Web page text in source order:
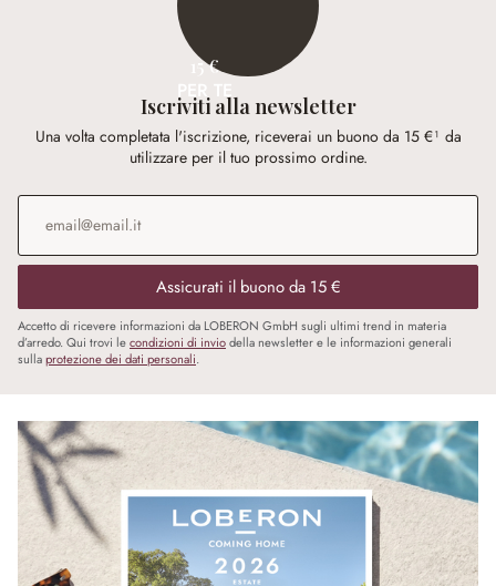
15 €
PER TE
Iscriviti alla newsletter
Una volta completata l'iscrizione, riceverai un buono da 15 €¹ da
utilizzare per il tuo prossimo ordine.
Indirizzo e-mail*
Assicurati il buono da 15 €
Accetto di ricevere informazioni da LOBERON GmbH sugli ultimi trend in materia
d’arredo. Qui trovi lecondizioni di inviodella newsletter e le informazioni generali
sullaprotezione dei dati personali.